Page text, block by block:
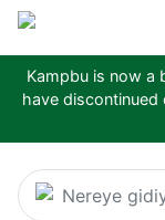
Kampbu is now a
have discontinued
Nereye